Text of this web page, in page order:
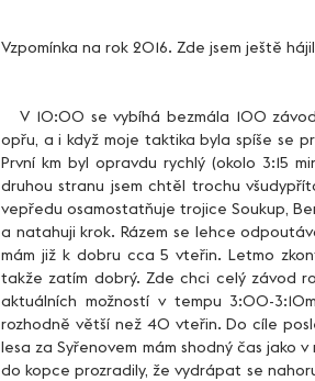
Vzpomínka na rok 2016. Zde jsem ještě
   V 10:00 se vybíhá bezmála 100 závodníků směr první hrad Bradlec. Hned od začátku se do toho slušně
opřu, a i když moje taktika byla spíše se
První km byl opravdu rychlý (okolo 3:15
druhou stranu jsem chtěl trochu
vepředu osamostatňuje trojice Soukup,
a natahuji krok. Rázem se lehce
mám již k dobru cca 5 vteřin. Letmo
takže zatím dobrý. Zde chci celý závod
aktuálních možností v tempu 3:00-
rozhodně větší než 40 vteřin. Do cíle
lesa za Syřenovem mám shodný čas jako
do kopce prozradily, že vydrápat se